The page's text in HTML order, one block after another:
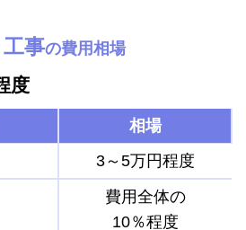
事の費用相場
度
相場
3～5万円程度
費用全体の
10％程度